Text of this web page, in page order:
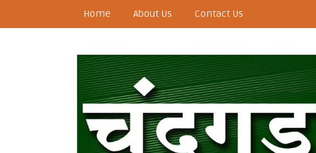
Home About Us Contact Us